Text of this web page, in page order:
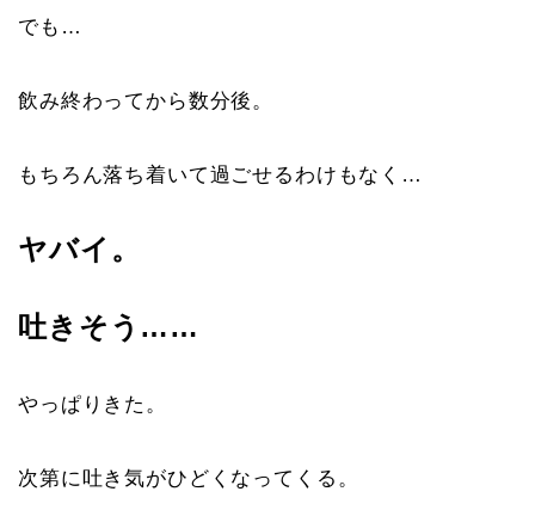
でも…
飲み終わってから数分後。
もちろん落ち着いて過ごせるわけもなく…
ヤバイ。
吐きそう……
やっぱりきた。
次第に吐き気がひどくなってくる。